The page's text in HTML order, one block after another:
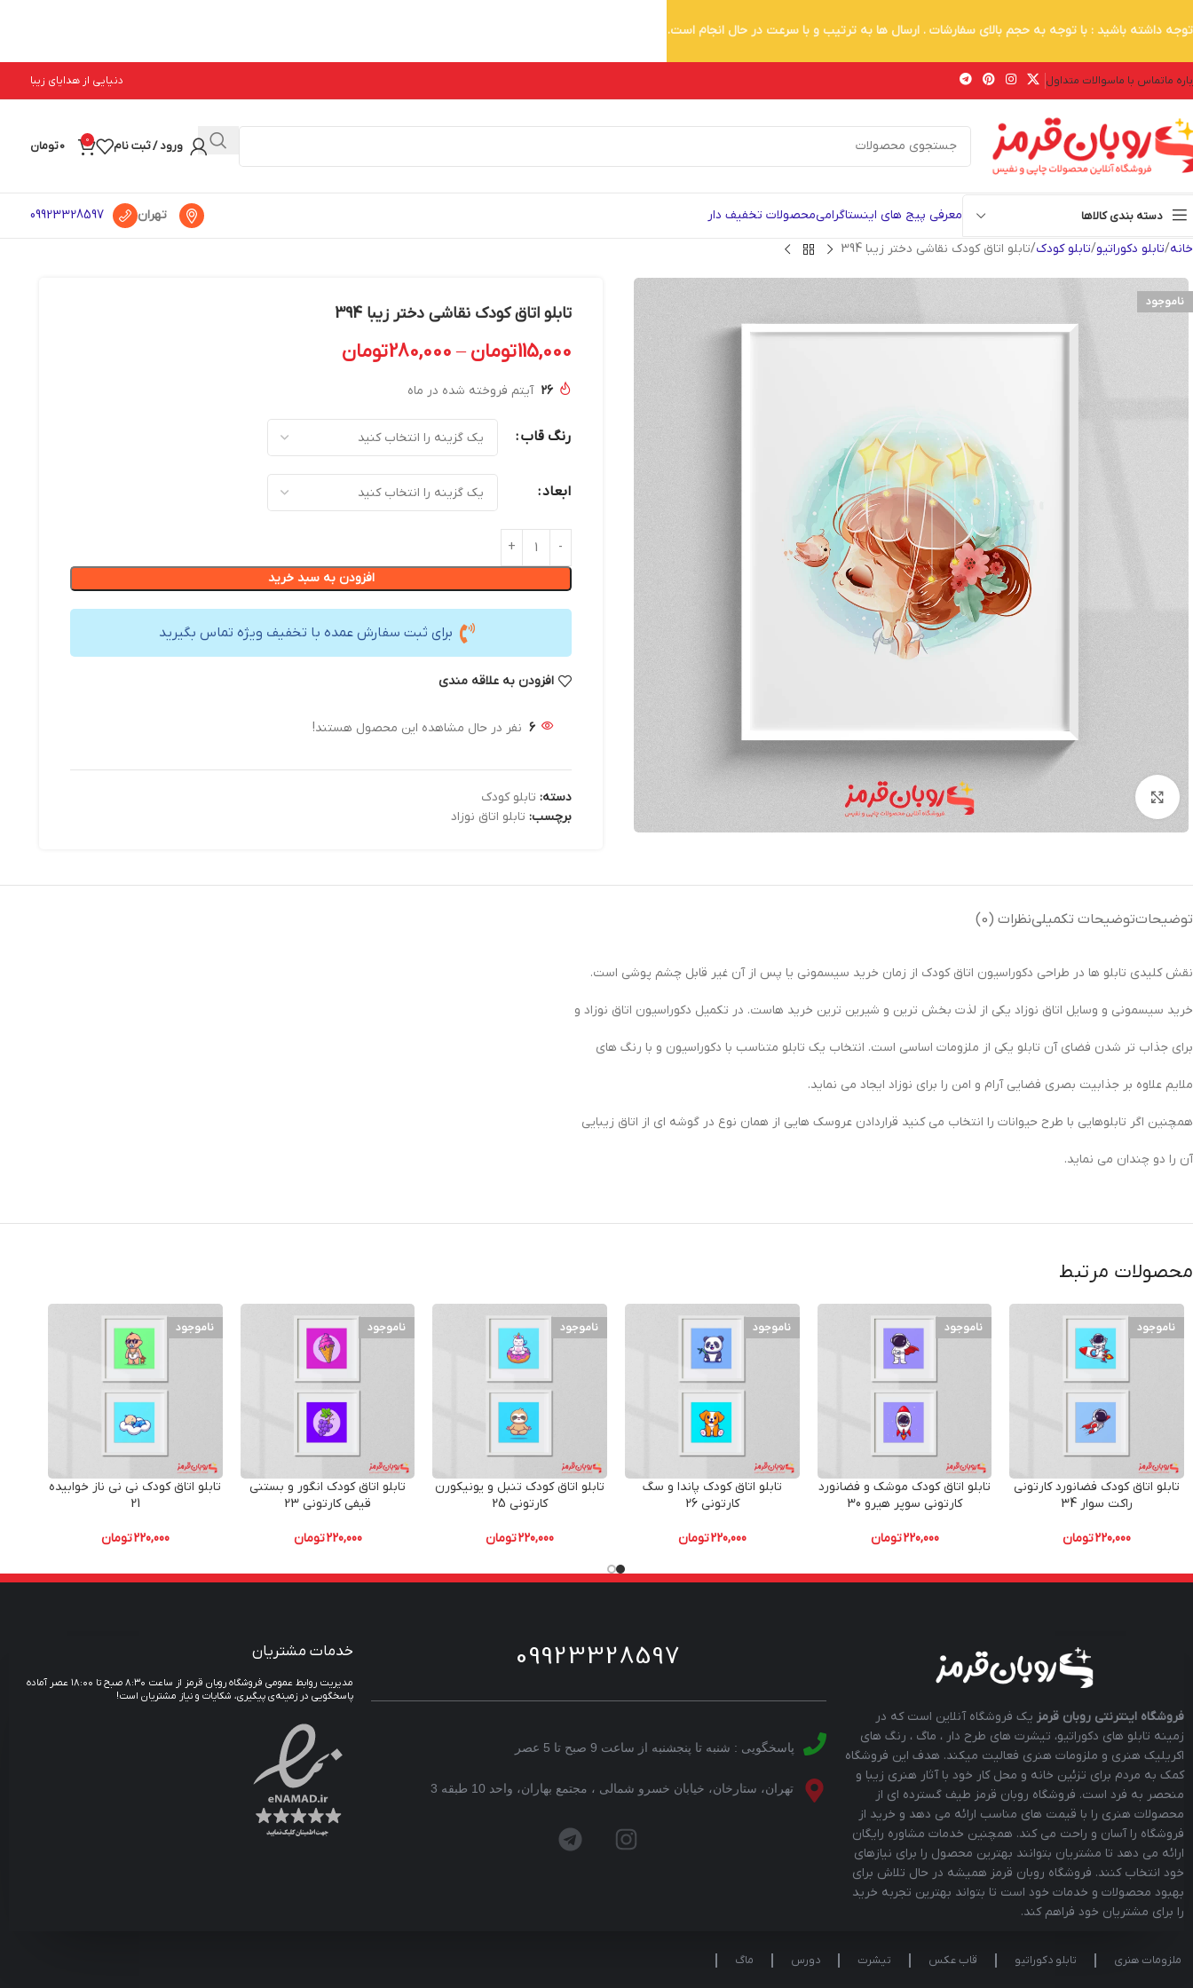
ماتماس با ماسوالات متداول دنیایی از هدایای زیبا
ورود / ثبت نام 0
0تومان
دسته بندی کالاها معرفی پیج های اینستاگرامیمحصولات تخفیف دار تهران 09923328597
خانه تابلو دکوراتیو تابلو کودک تابلو اتاق کودک نقاشی دختر زیبا 394
ناموجود
تابلو اتاق کودک نقاشی دختر زیبا 394
115,000تومان –
280,000تومان
26 آیتم فروخته شده در ماه
رنگ قاب
ابعاد
افزودن به سبد خرید
برای ثبت سفارش عمده با تخفیف ویژه تماس بگیرید
افزودن به علاقه مندی
6 نفر در حال مشاهده این محصول هستند!
دسته: تابلو کودک
برچسب: تابلو اتاق نوزاد
توضیحاتتوضیحات تکمیلینظرات (0)
نقش کلیدی تابلو ها در طراحی دکوراسیون اتاق کودک از زمان خرید سیسمونی یا پس از آن غیر قابل چشم پوشی است.
خرید سیسمونی و وسایل اتاق نوزاد یکی از لذت بخش ترین و شیرین ترین خرید هاست. در تکمیل دکوراسیون اتاق نوزاد و
برای جذاب تر شدن فضای آن تابلو یکی از ملزومات اساسی است. انتخاب یک تابلو متناسب با دکوراسیون و با رنگ های
ملایم علاوه بر جذابیت بصری فضایی آرام و امن را برای نوزاد ایجاد می نماید.
همچنین اگر تابلوهایی با طرح حیوانات را انتخاب می کنید قراردادن عروسک هایی از همان نوع در گوشه ای از اتاق زیبایی
آن را دو چندان می نماید.
محصولات مرتبط
ناموجود
تابلو اتاق کودک فضانورد کارتونی
راکت سوار 34
220,000تومان
ناموجود
تابلو اتاق کودک موشک و فضانورد
کارتونی سوپر هیرو 30
220,000تومان
ناموجود
تابلو اتاق کودک پاندا و سگ
کارتونی 26
220,000تومان
ناموجود
تابلو اتاق کودک تنبل و یونیکورن
کارتونی 25
220,000تومان
ناموجود
تابلو اتاق کودک انگور و بستنی
قیفی کارتونی 23
220,000تومان
ناموجود
تابلو اتاق کودک نی نی ناز خوابیده
21
220,000تومان
فروشگاه اینترنتی روبان قرمز یک فروشگاه آنلاین است که در
زمینه تابلو های دکوراتیو، تیشرت های طرح دار ، ماگ ، رنگ های
اکریلیک هنری و ملزومات هنری فعالیت میکند. هدف این فروشگاه
کمک به مردم برای تزئین خانه و محل کار خود با آثار هنری زیبا و
منحصر به فرد است. فروشگاه روبان قرمز طیف گسترده ای از
محصولات هنری را با قیمت های مناسب ارائه می دهد و خرید از
فروشگاه را آسان و راحت می کند. همچنین خدمات مشاوره رایگان
ارائه می دهد تا مشتریان بتوانند بهترین محصول را برای نیازهای
خود انتخاب کنند. فروشگاه روبان قرمز همیشه در حال تلاش برای
بهبود محصولات و خدمات خود است تا بتواند بهترین تجربه خرید
را برای مشتریان خود فراهم کند.
09923328597
پاسخگویی : شنبه تا پنجشنبه از ساعت 9 صبح تا 5 عصر
تهران، ستارخان، خیابان خسرو شمالی ، مجتمع بهاران، واحد 10 طبقه 3
خدمات مشتریان
مدیریت روابط عمومی فروشگاه روبان قرمز از ساعت ۸:۳۰ صبح تا ۱۸:۰۰ عصر آماده
پاسخگویی در زمینه‌ی پیگیری، شکایات و نیاز مشتریان است!
ملزومات هنری تابلو دکوراتیو قاب عکس تیشرت دورس ماگ
توجه داشته باشید : با توجه به حجم بالای سفارشات . ارسال ها به ترتیب و با سرعت در حال انجام است.